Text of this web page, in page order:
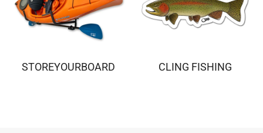
STOREYOURBOARD CLING FISHING